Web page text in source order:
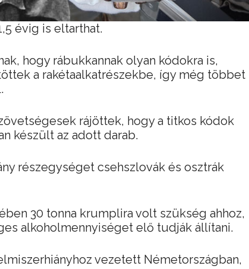
évig is eltarthat.
hogy rábukkannak olyan kódokra is,
a rakétaalkatrészekbe, így még többet
rájöttek, hogy a titkos kódok
készült az adott darab.
részegységet csehszlovák és osztrák
30 tonna krumplira volt szükség ahhoz,
alkoholmennyiséget elő tudják állítani.
vezetett Németországban,